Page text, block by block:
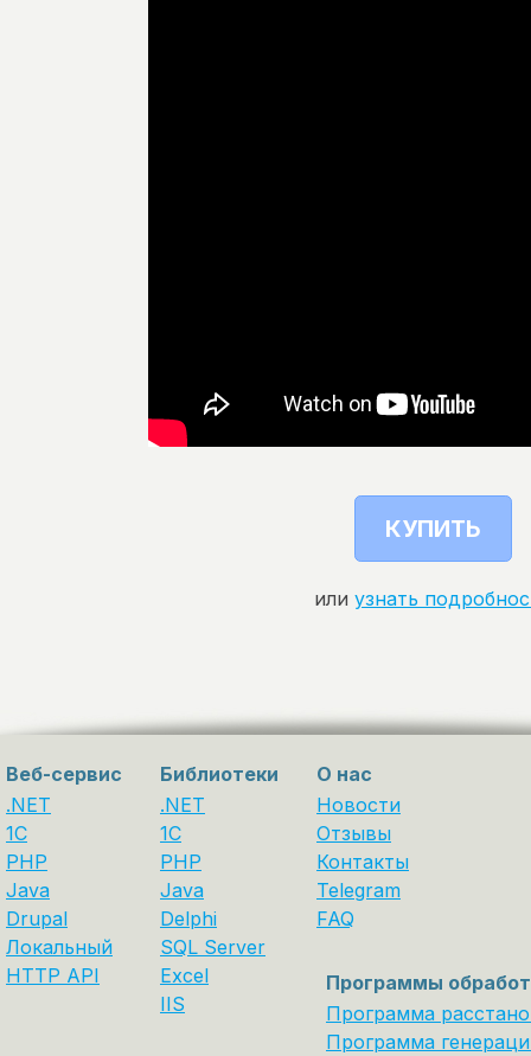
КУПИТЬ
или узнать
Веб-сервис
.NET
1C
PHP
Java
Drupal
Локальный
HTTP API
Библиотеки
.NET
1С
PHP
Java
Delphi
SQL Server
Excel
IIS
О нас
Новости
Отзывы
Контакты
Telegram
FAQ
Программы
Программа
Программа